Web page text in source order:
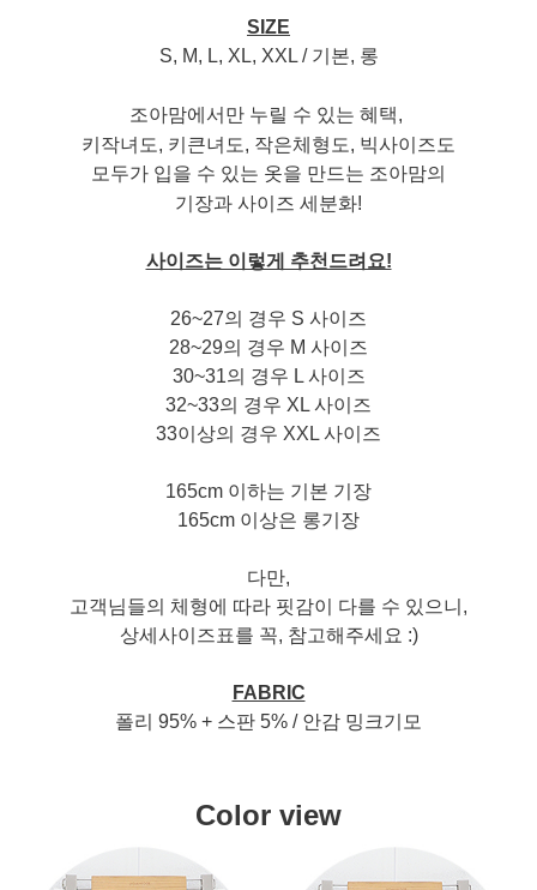
SIZE
S, M, L, XL, XXL / 기본, 롱
조아맘에서만 누릴 수 있는 혜택,
키작녀도, 키큰녀도, 작은체형도, 빅사이즈도
모두가 입을 수 있는 옷을 만드는 조아맘의
기장과 사이즈 세분화!
사이즈는 이렇게 추천드려요!
26~27의 경우 S 사이즈
28~29의 경우 M 사이즈
30~31의 경우 L 사이즈
32~33의 경우 XL 사이즈
33이상의 경우 XXL 사이즈
165cm 이하는 기본 기장
165cm 이상은 롱기장
다만,
고객님들의 체형에 따라 핏감이 다를 수 있으니,
상세사이즈표를 꼭, 참고해주세요 :)
FABRIC
폴리 95% + 스판 5% / 안감 밍크기모
Color view